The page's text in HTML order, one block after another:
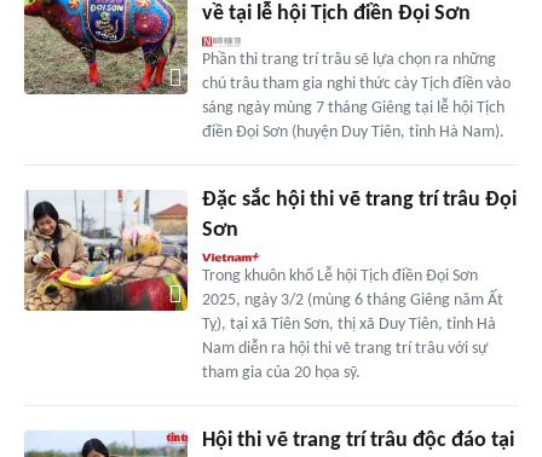
về tại lễ hội Tịch điền Đọi Sơn
Phần thi trang trí trâu sẽ lựa chọn ra những
chú trâu tham gia nghi thức cày Tịch điền vào
sáng ngày mùng 7 tháng Giêng tại lễ hội Tịch
điền Đọi Sơn (huyện Duy Tiên, tỉnh Hà Nam).
Đặc sắc hội thi vẽ trang trí trâu Đọi
Sơn
Trong khuôn khổ Lễ hội Tịch điền Đọi Sơn
2025, ngày 3/2 (mùng 6 tháng Giêng năm Ất
Tỵ), tại xã Tiên Sơn, thị xã Duy Tiên, tỉnh Hà
Nam diễn ra hội thi vẽ trang trí trâu với sự
tham gia của 20 họa sỹ.
Hội thi vẽ trang trí trâu độc đáo tại